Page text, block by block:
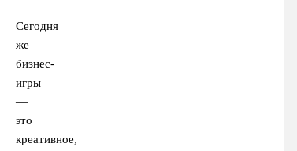
Сегодня
же
бизнес-
игры
—
это
креативное,